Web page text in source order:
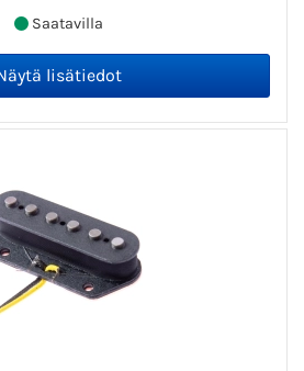
Saatavilla